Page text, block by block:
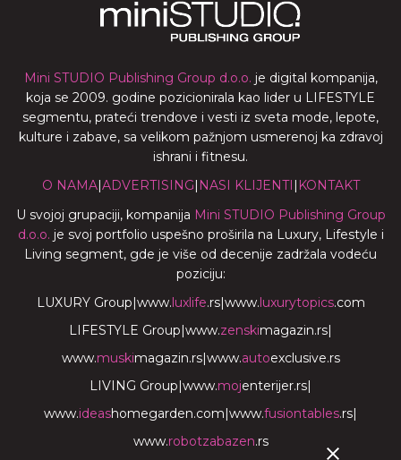
Mini STUDIO Publishing Group d.o.o. je digital kompanija,
koja se 2009. godine pozicionirala kao lider u LIFESTYLE
segmentu, prateći trendove i vesti iz sveta mode, lepote,
kulture i zabave, sa velikom pažnjom usmerenoj ka zdravoj
ishrani i fitnesu.
O NAMA|ADVERTISING| NASI KLIJENTI | KONTAKT
U svojoj grupaciji, kompanija Mini STUDIO Publishing Group
d.o.o. je svoj portfolio uspešno proširila na Luxury, Lifestyle i
Living segment, gde je više od decenije zadržala vodeću
poziciju:
LUXURY Group|www.luxlife.rs|www.luxurytopics.com
LIFESTYLE Group|www.zenskimagazin.rs|
www.muskimagazin.rs|www.autoexclusive.rs
LIVING Group|www.mojenterijer.rs|
www.ideashomegarden.com|www.fusiontables.rs|
www.robotzabazen.rs